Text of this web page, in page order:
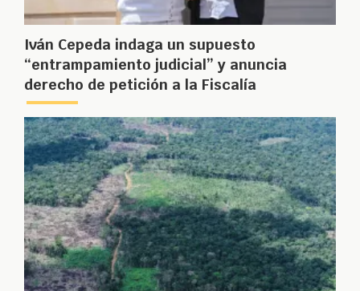
Iván Cepeda indaga un supuesto
“entrampamiento judicial” y anuncia
derecho de petición a la Fiscalía